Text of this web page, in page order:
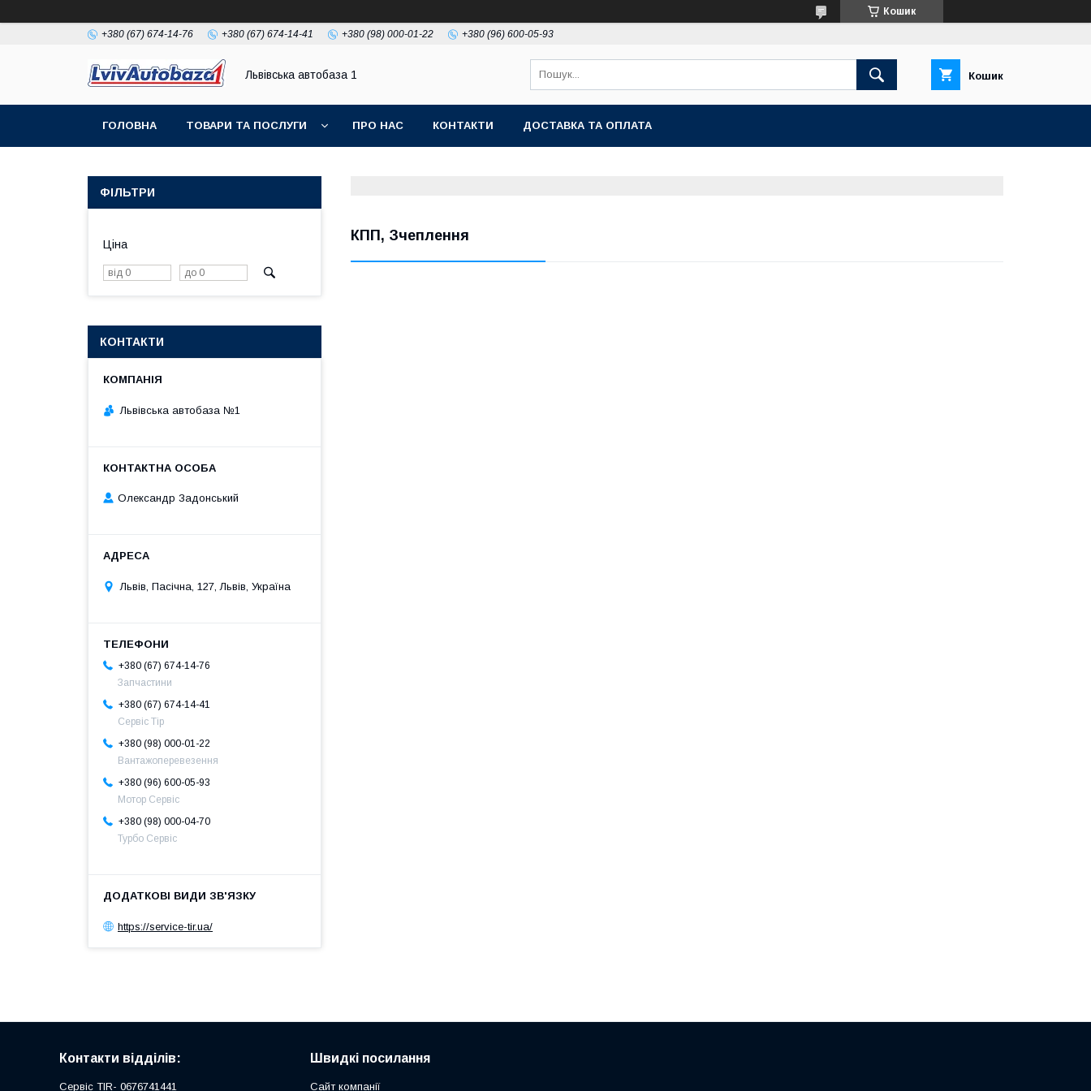
Кошик
+380 (67) 674-14-76 +380 (67) 674-14-41 +380 (98) 000-01-22 +380 (96) 600-05-93
Львівська автобаза 1 Кошик
ГОЛОВНА ТОВАРИ ТА ПОСЛУГИ ПРО НАС КОНТАКТИ ДОСТАВКА ТА ОПЛАТА
КПП, Зчеплення
ФІЛЬТРИ
Ціна
КОНТАКТИ
Львівська автобаза №1
Олександр Задонський
Львів, Пасічна, 127, Львів, Україна
+380 (67) 674-14-76
Запчастини
+380 (67) 674-14-41
Сервіс Тір
+380 (98) 000-01-22
Вантажоперевезення
+380 (96) 600-05-93
Мотор Сервіс
+380 (98) 000-04-70
Турбо Сервіс
https://service-tir.ua/
Контакти відділів:
Сервіс TIR- 0676741441
Швидкі посилання
Сайт компанії